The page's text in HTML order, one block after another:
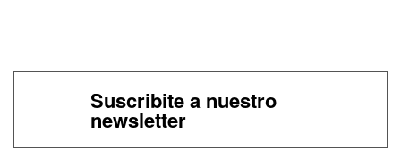
Suscribite a nuestro
newsletter